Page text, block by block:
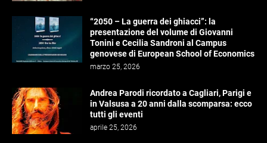
“2050 – La guerra dei ghiacci”: la
presentazione del volume di Giovanni
Tonini e Cecilia Sandroni al Campus
genovese di European School of Economics
marzo 25, 2026
Andrea Parodi ricordato a Cagliari, Parigi e
in Valsusa a 20 anni dalla scomparsa: ecco
tutti gli eventi
aprile 25, 2026